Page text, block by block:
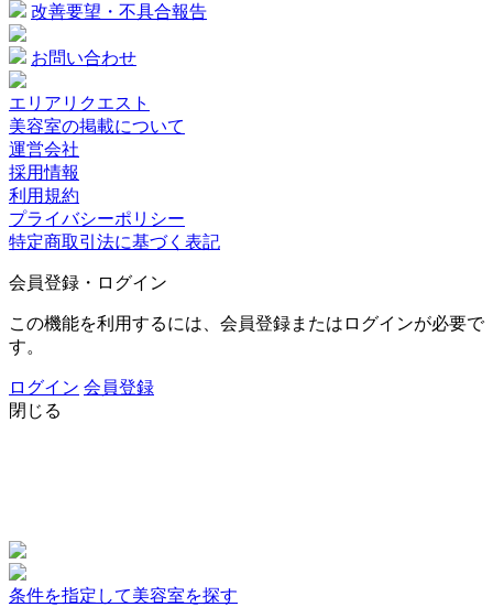
改善要望・不具合報告
お問い合わせ
エリアリクエスト
美容室の掲載について
運営会社
採用情報
利用規約
プライバシーポリシー
特定商取引法に基づく表記
会員登録・ログイン
この機能を利用するには、会員登録またはログインが必要で
す。
ログイン 会員登録
閉じる
条件を指定して美容室を探す